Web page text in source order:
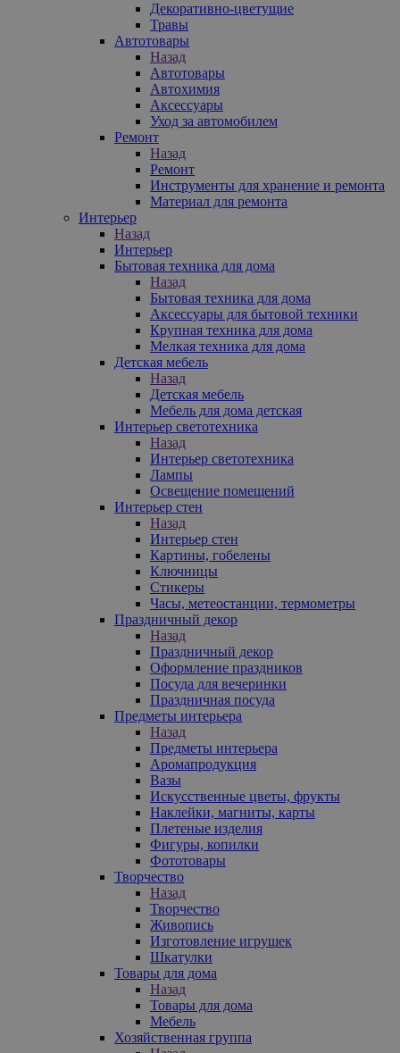
Декоративно-цветущие
Травы
Автотовары
Назад
Автотовары
Автохимия
Аксессуары
Уход за автомобилем
Ремонт
Назад
Ремонт
Инструменты для хранение и ремонта
Материал для ремонта
Интерьер
Назад
Интерьер
Бытовая техника для дома
Назад
Бытовая техника для дома
Аксессуары для бытовой техники
Крупная техника для дома
Мелкая техника для дома
Детская мебель
Назад
Детская мебель
Мебель для дома детская
Интерьер светотехника
Назад
Интерьер светотехника
Лампы
Освещение помещений
Интерьер стен
Назад
Интерьер стен
Картины, гобелены
Ключницы
Стикеры
Часы, метеостанции, термометры
Праздничный декор
Назад
Праздничный декор
Оформление праздников
Посуда для вечеринки
Праздничная посуда
Предметы интерьера
Назад
Предметы интерьера
Аромапродукция
Вазы
Искусственные цветы, фрукты
Наклейки, магниты, карты
Плетеные изделия
Фигуры, копилки
Фототовары
Творчество
Назад
Творчество
Живопись
Изготовление игрушек
Шкатулки
Товары для дома
Назад
Товары для дома
Мебель
Хозяйственная группа